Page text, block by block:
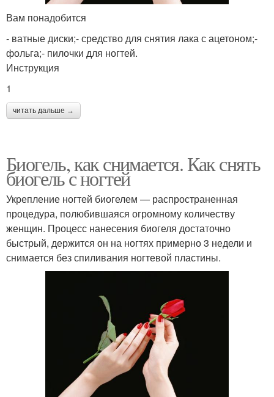
Вам понадобится
- ватные диски;- средство для снятия лака с ацетоном;-
фольга;- пилочки для ногтей.
Инструкция
1
читать дальше →
Биогель, как снимается. Как снять
биогель с ногтей
Укрепление ногтей биогелем — распространенная
процедура, полюбившаяся огромному количеству
женщин. Процесс нанесения биогеля достаточно
быстрый, держится он на ногтях примерно 3 недели и
снимается без спиливания ногтевой пластины.